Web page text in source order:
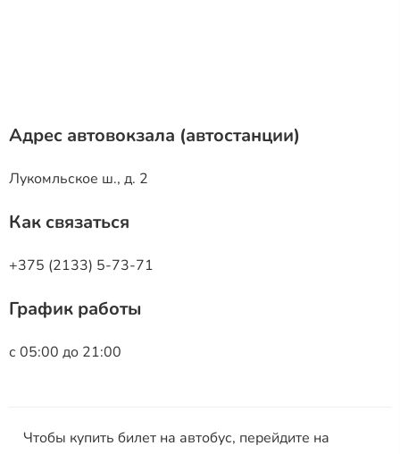
Адрес автовокзала (автостанции)
Лукомльское ш., д. 2
Как связаться
+375 (2133) 5-73-71
График работы
с 05:00 до 21:00
Чтобы купить билет на автобус, перейдите на